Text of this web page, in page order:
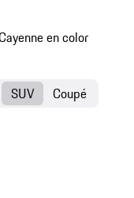
SUV Coupé